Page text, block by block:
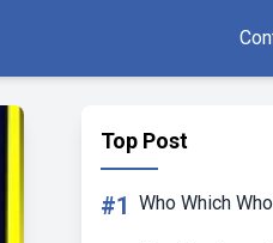
Top Post
#1 Who Which